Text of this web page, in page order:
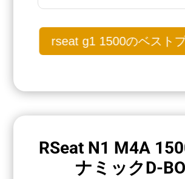
rseat g1 1500のベスト
RSeat N1 M4A
ナミックD-